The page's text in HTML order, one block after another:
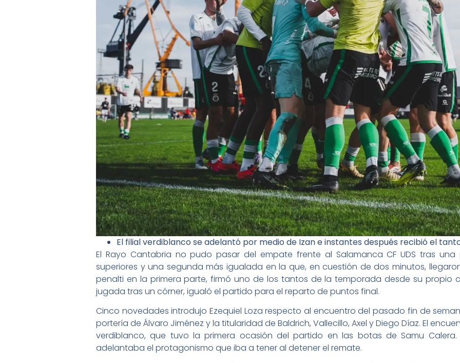
El filial verdiblanco se adelantó por medio de Izan e instantes después recibió el
El Rayo Cantabria no pudo pasar del empate frente al Salamanca CF UDS tras
superiores y una segunda más igualada en la que, en cuestión de dos minutos,
penalti en la primera parte, firmó uno de los tantos de la temporada desde su propio
jugada tras un córner, igualó el partido para el reparto de puntos final.
Cinco novedades introdujo Ezequiel Loza respecto al encuentro del pasado fin de
portería de Álvaro Jiménez y la titularidad de Baldrich, Vallecillo, Axel y Diego Díaz. El
verdiblanco, que tuvo la primera ocasión del partido en las botas de Samu Calera.
adelantaba el protagonismo que iba a tener al detener el remate.